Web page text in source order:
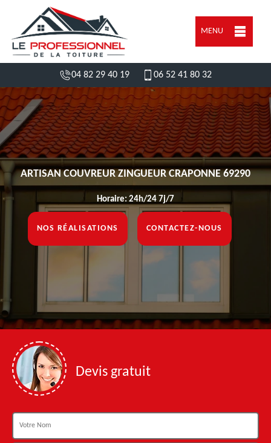
MENU
04 82 29 40 19 06 52 41 80 32
ARTISAN COUVREUR ZINGUEUR CRAPONNE 69290
Horaire: 24h/24 7j/7
NOS RÉALISATIONS CONTACTEZ-NOUS
Devis gratuit